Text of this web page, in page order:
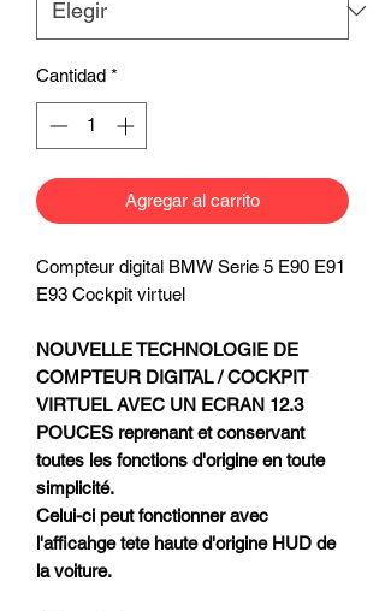
Cantidad *
Agregar al carrito
Compteur digital BMW Serie 5 E90 E91
E93 Cockpit virtuel
NOUVELLE TECHNOLOGIE DE
COMPTEUR DIGITAL / COCKPIT
VIRTUEL AVEC UN ECRAN 12.3
POUCES reprenant et conservant
toutes les fonctions d'origine en toute
simplicité.
Celui-ci peut fonctionner avec
l'afficahge tete haute d'origine HUD de
la voiture.